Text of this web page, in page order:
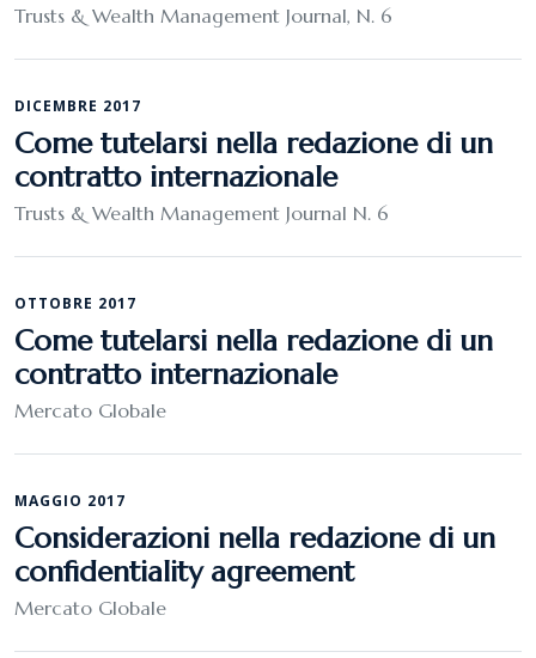
Trusts & Wealth Management Journal, N. 6
DICEMBRE 2017
Come tutelarsi nella redazione di un
contratto internazionale
Trusts & Wealth Management Journal N. 6
OTTOBRE 2017
Come tutelarsi nella redazione di un
contratto internazionale
Mercato Globale
MAGGIO 2017
Considerazioni nella redazione di un
confidentiality agreement
Mercato Globale